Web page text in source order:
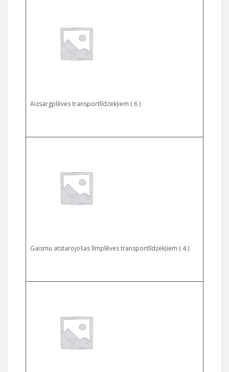
Aizsargplēves transportlīdzekļiem ( 6 )
Gaismu atstarojošas līmplēves transportlīdzekļiem ( 4 )